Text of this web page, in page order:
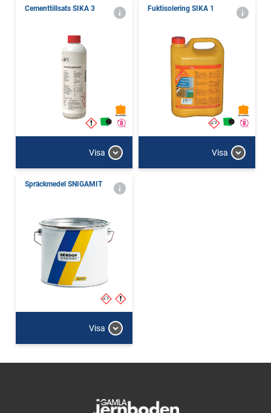
Cementtillsats SIKA 3
Visa
Fuktisolering SIKA 1
Visa
Spräckmedel SNIGAMIT
Visa